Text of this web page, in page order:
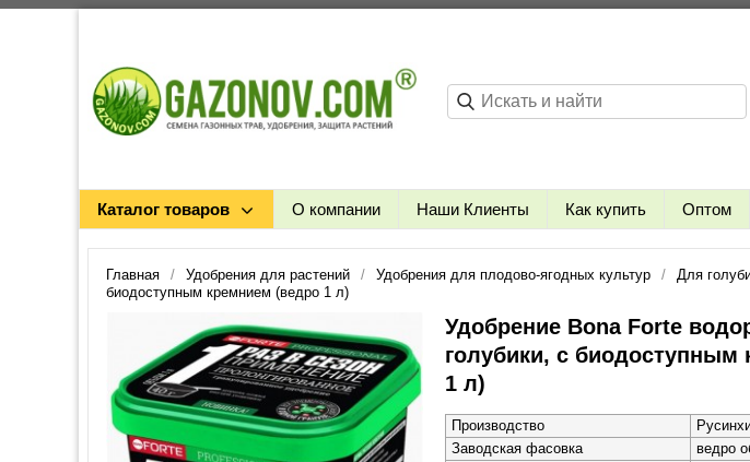
Каталог товаров О компании Наши Клиенты Как купить Оптом
Главная Удобрения для растений Удобрения для плодово-ягодных культур Для
биодоступным кремнием (ведро 1 л)
Удобрение Bona Forte
голубики, с биодоступным
1 л)
Производство
Заводская фасовка
ведро